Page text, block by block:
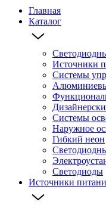
Главная
Каталог
Источники
Системы
Системы
Наружное
Гибкий неон
Светодиоды
Источники